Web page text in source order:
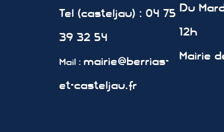
Tel (casteljau) : 04 75
39 32 54
Mail :mairie@berrias-
et-casteljau.fr
12h
Mairie